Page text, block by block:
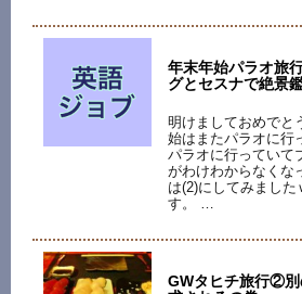
年末年始パラオ旅
グとセスナで絶景
明けましておめでと
始はまたパラオに行
パラオに行っていて
がわけわからなくな
は(2)にしてみまし
す。 …
GWタヒチ旅行②別